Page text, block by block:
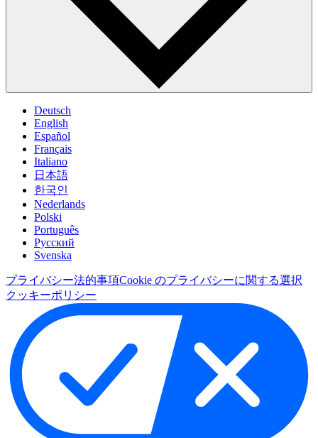
Deutsch
English
Español
Français
Italiano
日本語
한국인
Nederlands
Polski
Português
Pусский
Svenska
プライバシー法的事項Cookie のプライバシーに関する選択
クッキーポリシー